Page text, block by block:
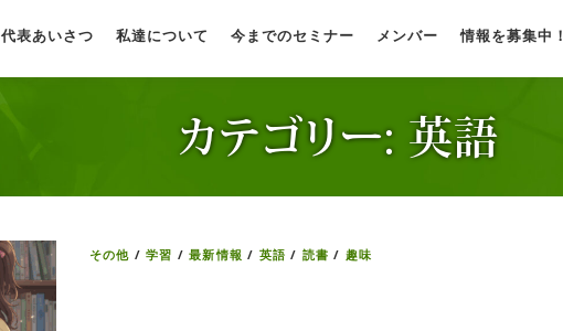
代表あいさつ 私達について 今までのセミナー メンバー 情報を募集中！
カテゴリー: 英語
その他 /学習 /最新情報 / 英語 / 読書 / 趣味